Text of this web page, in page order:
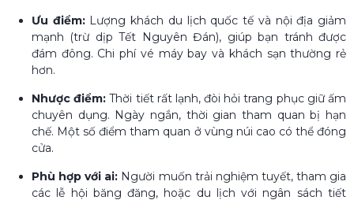
Ưu điểm:Lượng khách du lịch quốc tế và nội địa giảm
mạnh (trừ dịp Tết Nguyên Đán), giúp bạn tránh được
đám đông. Chi phí vé máy bay và khách sạn thường rẻ
hơn.
Nhược điểm:Thời tiết rất lạnh, đòi hỏi trang phục giữ ấm
chuyên dụng. Ngày ngắn, thời gian tham quan bị hạn
chế. Một số điểm tham quan ở vùng núi cao có thể đóng
cửa.
Phù hợp với ai: Người muốn trải nghiệm tuyết, tham gia
các lễ hội băng đăng, hoặc du lịch với ngân sách tiết